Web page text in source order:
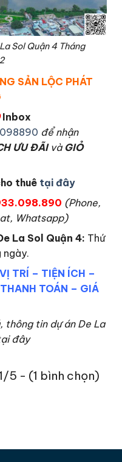
Sol Quận 4 Tháng
SẢN LỘC PHÁT
Inbox
để nhận
ƯU ĐÃIvàGIỎ
thuê tại đây
(Phone,
Whatsapp)
La Sol Quận 4: Thứ
ngày.
VỊ TRÍ – TIỆN ÍCH –
THANH TOÁN – GIÁ
thông tin dự án De La
đây
5 - (1 bình chọn)